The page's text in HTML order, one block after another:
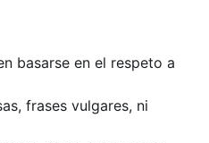
basarse en el respeto a
frases vulgares, ni